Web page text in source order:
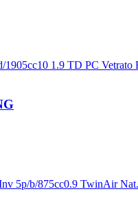
1905cc10 1.9 TD PC Vetrato
5p/b/875cc0.9 TwinAir